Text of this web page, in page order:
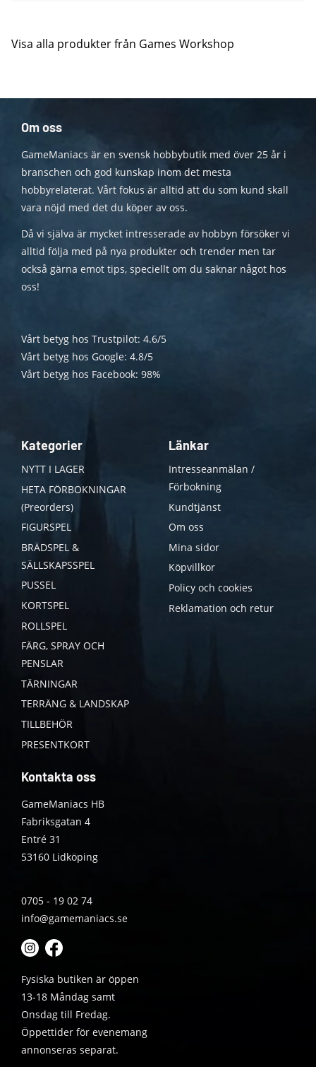
Visa alla produkter från Games Workshop
Om oss
GameManiacs är en svensk hobbybutik med över 25 år i
branschen och god kunskap inom det mesta
hobbyrelaterat. Vårt fokus är alltid att du som kund skall
vara nöjd med det du köper av oss.
Då vi själva är mycket intresserade av hobbyn försöker vi
alltid följa med på nya produkter och trender men tar
också gärna emot tips, speciellt om du saknar något hos
oss!
Vårt betyg hos Trustpilot: 4.6/5
Vårt betyg hos Google: 4.8/5
Vårt betyg hos Facebook: 98%
Kategorier
NYTT I LAGER
HETA FÖRBOKNINGAR
(Preorders)
FIGURSPEL
BRÄDSPEL &
SÄLLSKAPSSPEL
PUSSEL
KORTSPEL
ROLLSPEL
FÄRG, SPRAY OCH
PENSLAR
TÄRNINGAR
TERRÄNG & LANDSKAP
TILLBEHÖR
PRESENTKORT
Länkar
Intresseanmälan /
Förbokning
Kundtjänst
Om oss
Mina sidor
Köpvillkor
Policy och cookies
Reklamation och retur
Kontakta oss
GameManiacs HB
Fabriksgatan 4
Entré 31
53160 Lidköping
0705 - 19 02 74
info@gamemaniacs.se
Fysiska butiken är öppen
13-18 Måndag samt
Onsdag till Fredag.
Öppettider för evenemang
annonseras separat.